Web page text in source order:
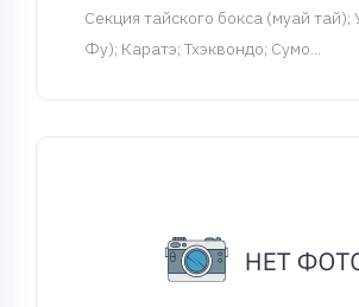
Cекция тайского бокса (муай тай);
Фу); Каратэ; Тхэквондо; Сумо...